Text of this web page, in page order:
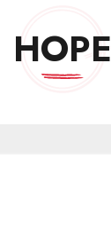
HOPE